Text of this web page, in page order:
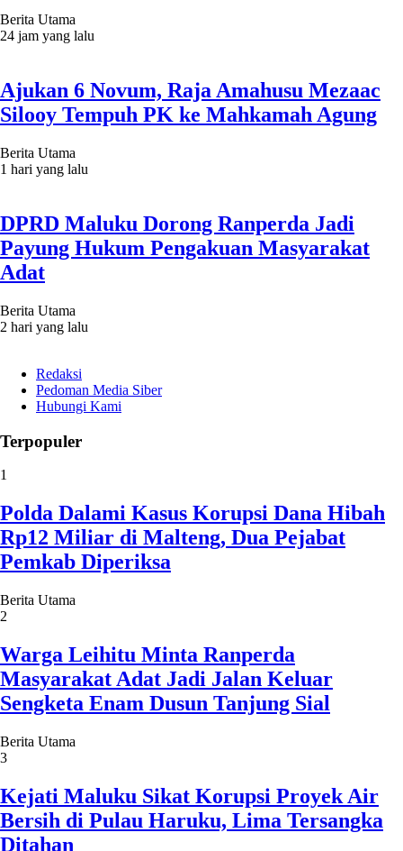
Berita Utama
24 jam yang lalu
Ajukan 6 Novum, Raja Amahusu Mezaac
Silooy Tempuh PK ke Mahkamah Agung
Berita Utama
1 hari yang lalu
DPRD Maluku Dorong Ranperda Jadi
Payung Hukum Pengakuan Masyarakat
Adat
Berita Utama
2 hari yang lalu
Redaksi
Pedoman Media Siber
Hubungi Kami
Terpopuler
1
Polda Dalami Kasus Korupsi Dana Hibah
Rp12 Miliar di Malteng, Dua Pejabat
Pemkab Diperiksa
Berita Utama
2
Warga Leihitu Minta Ranperda
Masyarakat Adat Jadi Jalan Keluar
Sengketa Enam Dusun Tanjung Sial
Berita Utama
3
Kejati Maluku Sikat Korupsi Proyek Air
Bersih di Pulau Haruku, Lima Tersangka
Ditahan